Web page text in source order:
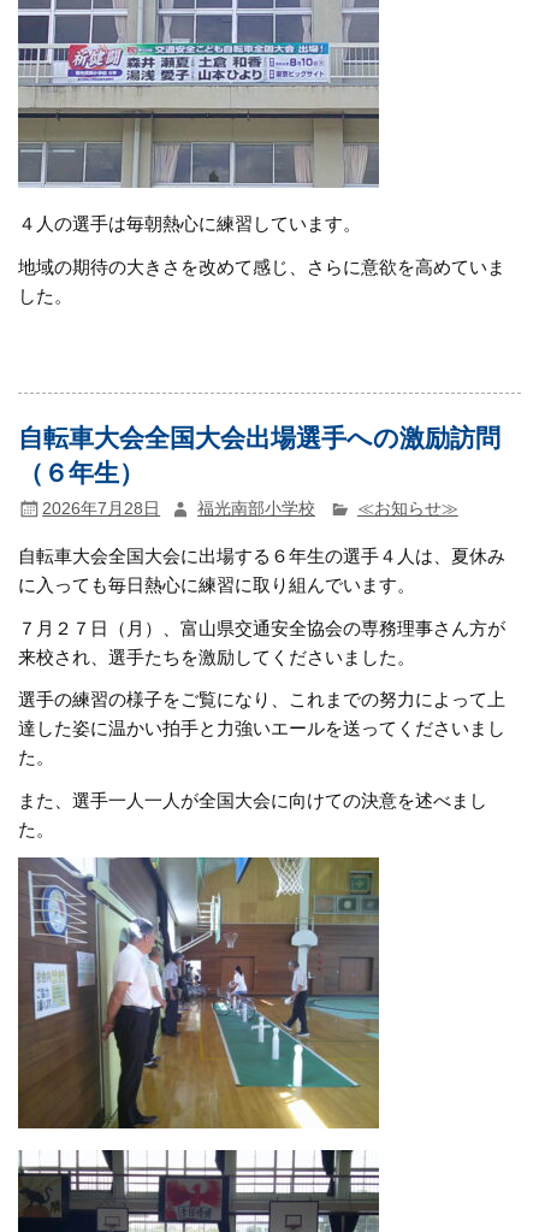
４人の選手は毎朝熱心に練習しています。
地域の期待の大きさを改めて感じ、さらに意欲を高めていま
した。
自転車大会全国大会出場選手への激励訪問
（６年生）
2026年7月28日 福光南部小学校 ≪お知らせ≫
自転車大会全国大会に出場する６年生の選手４人は、夏休み
に入っても毎日熱心に練習に取り組んでいます。
７月２７日（月）、富山県交通安全協会の専務理事さん方が
来校され、選手たちを激励してくださいました。
選手の練習の様子をご覧になり、これまでの努力によって上
達した姿に温かい拍手と力強いエールを送ってくださいまし
た。
また、選手一人一人が全国大会に向けての決意を述べまし
た。